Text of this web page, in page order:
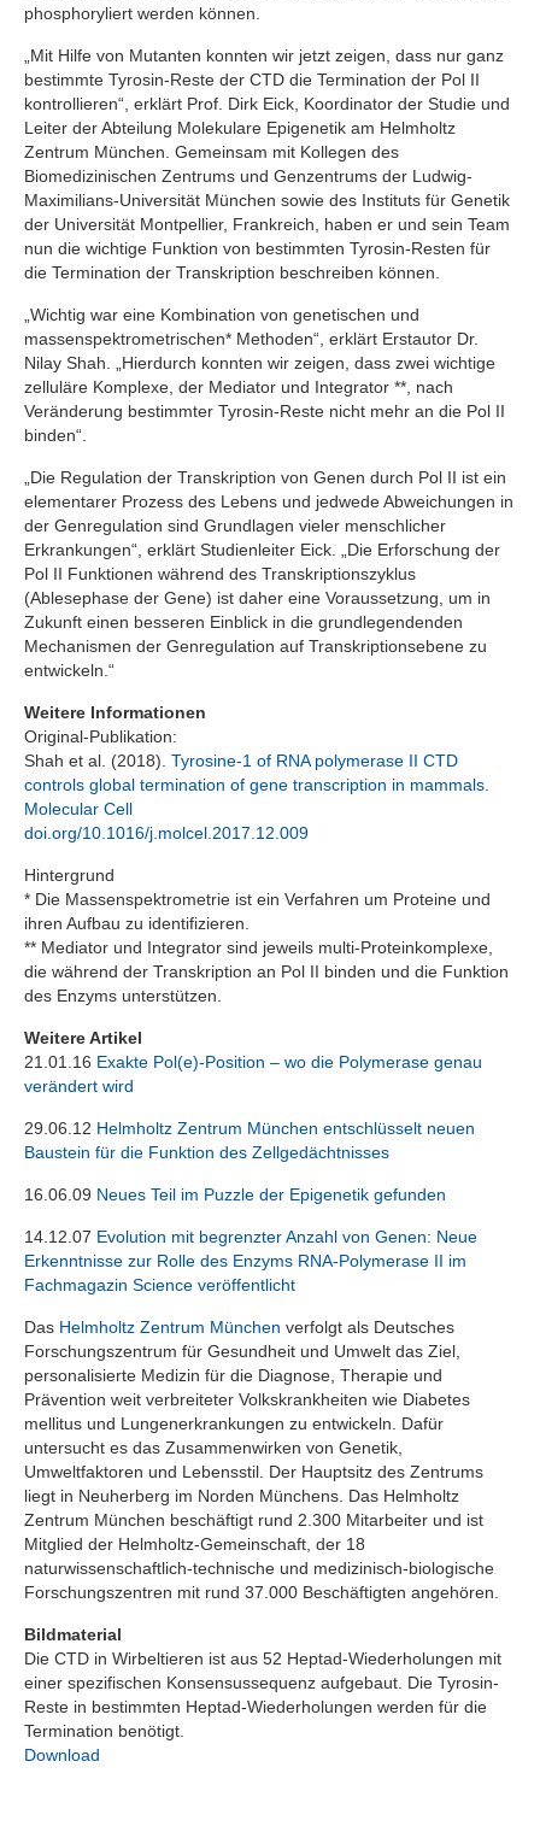
phosphoryliert werden können.
„Mit Hilfe von Mutanten konnten wir jetzt zeigen, dass nur ganz
bestimmte Tyrosin-Reste der CTD die Termination der Pol II
kontrollieren“, erklärt Prof. Dirk Eick, Koordinator der Studie und
Leiter der Abteilung Molekulare Epigenetik am Helmholtz
Zentrum München. Gemeinsam mit Kollegen des
Biomedizinischen Zentrums und Genzentrums der Ludwig-
Maximilians-Universität München sowie des Instituts für Genetik
der Universität Montpellier, Frankreich, haben er und sein Team
nun die wichtige Funktion von bestimmten Tyrosin-Resten für
die Termination der Transkription beschreiben können.
„Wichtig war eine Kombination von genetischen und
massenspektrometrischen* Methoden“, erklärt Erstautor Dr.
Nilay Shah. „Hierdurch konnten wir zeigen, dass zwei wichtige
zelluläre Komplexe, der Mediator und Integrator **, nach
Veränderung bestimmter Tyrosin-Reste nicht mehr an die Pol II
binden“.
„Die Regulation der Transkription von Genen durch Pol II ist ein
elementarer Prozess des Lebens und jedwede Abweichungen in
der Genregulation sind Grundlagen vieler menschlicher
Erkrankungen“, erklärt Studienleiter Eick. „Die Erforschung der
Pol II Funktionen während des Transkriptionszyklus
(Ablesephase der Gene) ist daher eine Voraussetzung, um in
Zukunft einen besseren Einblick in die grundlegendenden
Mechanismen der Genregulation auf Transkriptionsebene zu
entwickeln.“
Weitere Informationen
Original-Publikation:
Shah et al. (2018). Tyrosine-1 of RNA polymerase II CTD
controls global termination of gene transcription in mammals.
Molecular Cell
doi.org/10.1016/j.molcel.2017.12.009
Hintergrund
* Die Massenspektrometrie ist ein Verfahren um Proteine und
ihren Aufbau zu identifizieren.
** Mediator und Integrator sind jeweils multi-Proteinkomplexe,
die während der Transkription an Pol II binden und die Funktion
des Enzyms unterstützen.
Weitere Artikel
21.01.16 Exakte Pol(e)-Position – wo die Polymerase genau
verändert wird
29.06.12 Helmholtz Zentrum München entschlüsselt neuen
Baustein für die Funktion des Zellgedächtnisses
16.06.09 Neues Teil im Puzzle der Epigenetik gefunden
14.12.07 Evolution mit begrenzter Anzahl von Genen: Neue
Erkenntnisse zur Rolle des Enzyms RNA-Polymerase II im
Fachmagazin Science veröffentlicht
Das Helmholtz Zentrum München verfolgt als Deutsches
Forschungszentrum für Gesundheit und Umwelt das Ziel,
personalisierte Medizin für die Diagnose, Therapie und
Prävention weit verbreiteter Volkskrankheiten wie Diabetes
mellitus und Lungenerkrankungen zu entwickeln. Dafür
untersucht es das Zusammenwirken von Genetik,
Umweltfaktoren und Lebensstil. Der Hauptsitz des Zentrums
liegt in Neuherberg im Norden Münchens. Das Helmholtz
Zentrum München beschäftigt rund 2.300 Mitarbeiter und ist
Mitglied der Helmholtz-Gemeinschaft, der 18
naturwissenschaftlich-technische und medizinisch-biologische
Forschungszentren mit rund 37.000 Beschäftigten angehören.
Bildmaterial
Die CTD in Wirbeltieren ist aus 52 Heptad-Wiederholungen mit
einer spezifischen Konsensussequenz aufgebaut. Die Tyrosin-
Reste in bestimmten Heptad-Wiederholungen werden für die
Termination benötigt.
Download